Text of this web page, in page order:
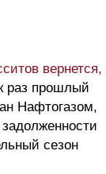
вернется,
раз прошлый
Нафтогазом,
сезон